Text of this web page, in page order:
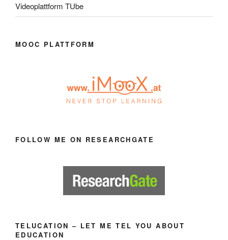
Videoplattform TUbe
MOOC PLATTFORM
FOLLOW ME ON RESEARCHGATE
TELUCATION – LET ME TEL YOU ABOUT
EDUCATION